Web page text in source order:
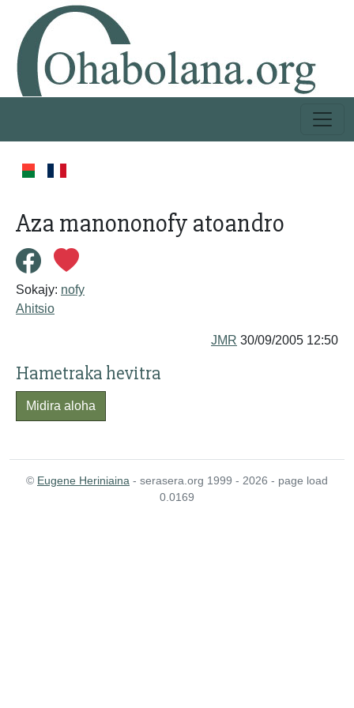
Aza manononofy atoandro
Sokajy: nofy
Ahitsio
JMR 30/09/2005 12:50
Hametraka hevitra
Midira aloha
© Eugene Heriniaina - serasera.org 1999 - 2026 - page load
0.0169